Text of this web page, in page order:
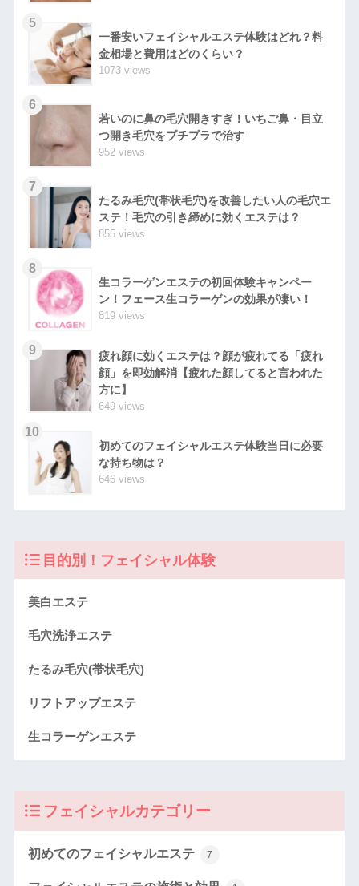
5
一番安いフェイシャルエステ体験はどれ？料
金相場と費用はどのくらい？
1073 views
6
若いのに鼻の毛穴開きすぎ！いちご鼻・目立
つ開き毛穴をプチプラで治す
952 views
7
たるみ毛穴(帯状毛穴)を改善したい人の毛穴エ
ステ！毛穴の引き締めに効くエステは？
855 views
8
生コラーゲンエステの初回体験キャンペー
ン！フェース生コラーゲンの効果が凄い！
819 views
9
疲れ顔に効くエステは？顔が疲れてる「疲れ
顔」を即効解消【疲れた顔してると言われた
方に】
649 views
10
初めてのフェイシャルエステ体験当日に必要
な持ち物は？
646 views
目的別！フェイシャル体験
美白エステ
毛穴洗浄エステ
たるみ毛穴(帯状毛穴)
リフトアップエステ
生コラーゲンエステ
フェイシャルカテゴリー
初めてのフェイシャルエステ 7